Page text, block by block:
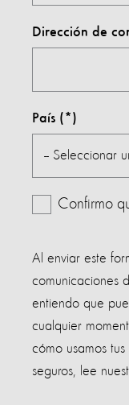
Dirección de
País
Confirmo
Al enviar este
comunicaciones
entiendo que
cualquier
cómo usamos
seguros, lee